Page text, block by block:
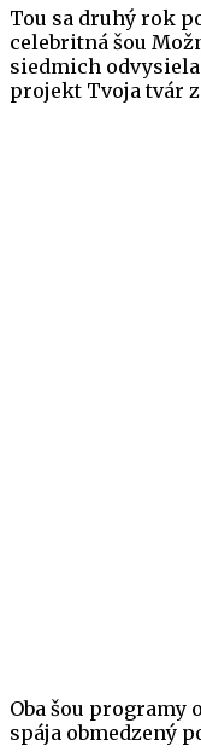
Tou sa druhý rok
celebritná šou
siedmich
projekt Tvoja tvár
Oba šou programy
spája obmedzený